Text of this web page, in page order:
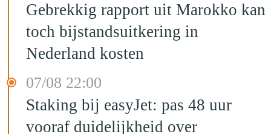
Gebrekkig rapport uit Marokko kan
toch bijstandsuitkering in
Nederland kosten
07/08 22:00
Staking bij easyJet: pas 48 uur
vooraf duidelijkheid over